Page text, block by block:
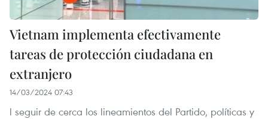
Vietnam implementa efectivamente
tareas de protección ciudadana en
extranjero
14/03/2024 07:43
l seguir de cerca los lineamientos del Partido, políticas y